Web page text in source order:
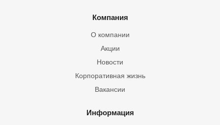
Компания
О компании
Акции
Новости
Корпоративная жизнь
Вакансии
Информация